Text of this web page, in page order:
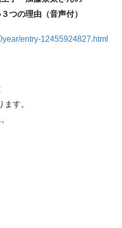
つの理由（音声付）
entry-12455924827.html
す。